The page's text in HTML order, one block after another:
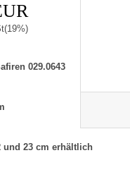
029.0643
und 23 cm erhältlich